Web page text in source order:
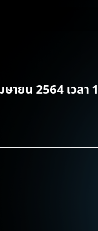
ายน 2564 เวลา